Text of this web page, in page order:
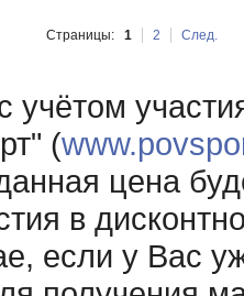
Страницы: 1 2 След.
учётом
(
цена
в
если у Вас